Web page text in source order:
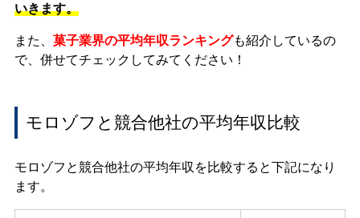
いきます。
また、 菓子業界の平均年収ランキングも紹介しているの
で、併せてチェックしてみてください！
モロゾフと競合他社の平均年収比較
モロゾフと競合他社の平均年収を比較すると下記になり
ます。